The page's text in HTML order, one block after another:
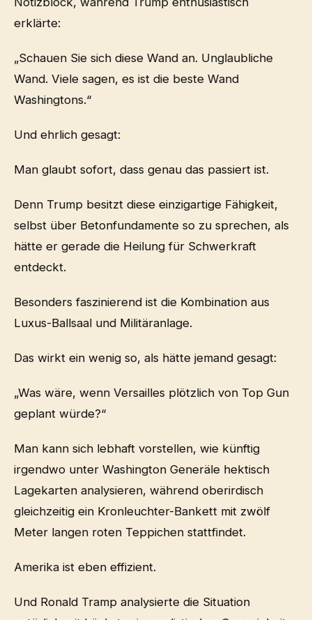
erklärte:
„Schauen Sie sich diese Wand an. Unglaubliche
Wand. Viele sagen, es ist die beste Wand
Washingtons.“
Und ehrlich gesagt:
Man glaubt sofort, dass genau das passiert ist.
Denn Trump besitzt diese einzigartige Fähigkeit,
selbst über Betonfundamente so zu sprechen, als
hätte er gerade die Heilung für Schwerkraft
entdeckt.
Besonders faszinierend ist die Kombination aus
Luxus-Ballsaal und Militäranlage.
Das wirkt ein wenig so, als hätte jemand gesagt:
„Was wäre, wenn Versailles plötzlich von Top Gun
geplant würde?“
Man kann sich lebhaft vorstellen, wie künftig
irgendwo unter Washington Generäle hektisch
Lagekarten analysieren, während oberirdisch
gleichzeitig ein Kronleuchter-Bankett mit zwölf
Meter langen roten Teppichen stattfindet.
Amerika ist eben effizient.
Und Ronald Tramp analysierte die Situation